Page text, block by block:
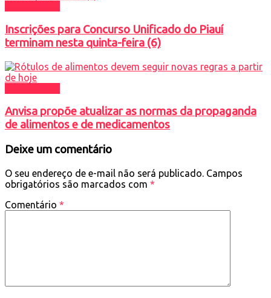
Inscrições para Concurso Unificado do Piauí
terminam nesta quinta-feira (6)
Anvisa propõe atualizar as normas da propaganda
de alimentos e de medicamentos
Deixe um comentário
O seu endereço de e-mail não será publicado. Campos
obrigatórios são marcados com *
Comentário *